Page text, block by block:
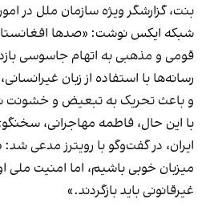
بنت، گزارشگر ویژه سازمان ملل در
شبکه ایکس نوشت: «صدها
قومی و مذهبی به اتهام جاسوسی
رسانه‌ها با استفاده از زبان
و باعث تحریک به تبعیض و خشونت
با این حال، فاطمه مهاجرانی،
ایران، در گفت‌وگو با رویترز مدعی
میزبان خوبی باشیم، اما امنیت ملی
غیرقانونی باید بازگردند.»